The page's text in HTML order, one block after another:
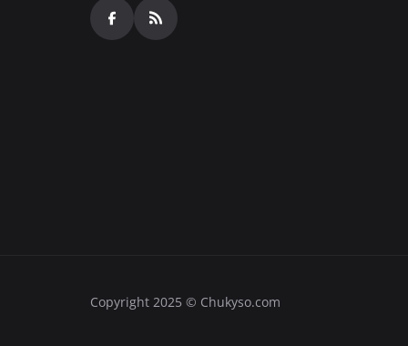
Copyright 2025 © Chukyso.com